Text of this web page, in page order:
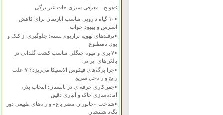
>هویج - معرفی سبزی جات غیر برگی
>
۱۰ گیاه دارویی مناسب آپارتمان برای کاهش
استرس و بهبود خواب
>ترفندهای تهویه تراریوم بسته؛ جلوگیری از کپک و
بوی نامطبوع
>
۷ بری و میوه جنگلی مناسب کشت گلدانی در
بالکن‌های ایرانی
>
چرا برگ‌های فیکوس الاستیکا می‌ریزد؟ ۷ علت
رایج و راه‌حل سریع
>چمن‌کاری حرفه‌ای در تابستان: انتخاب بذر،
آماده‌سازی خاک و آبیاری دقیق
>شناخت «جانوران مضر باغ» و راه‌های طبیعی دور
نگه‌داشتنشان